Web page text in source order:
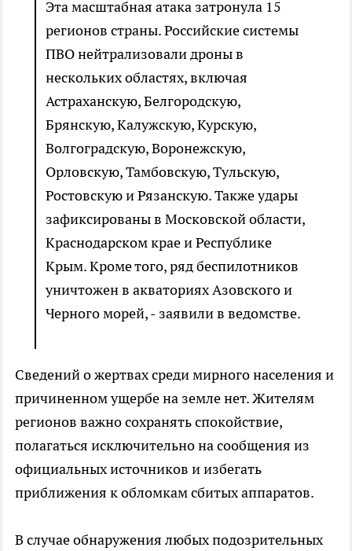
Эта масштабная атака затронула 15
регионов страны. Российские системы
ПВО нейтрализовали дроны в
нескольких областях, включая
Астраханскую, Белгородскую,
Брянскую, Калужскую, Курскую,
Волгоградскую, Воронежскую,
Орловскую, Тамбовскую, Тульскую,
Ростовскую и Рязанскую. Также удары
зафиксированы в Московской области,
Краснодарском крае и Республике
Крым. Кроме того, ряд беспилотников
уничтожен в акваториях Азовского и
Черного морей, - заявили в ведомстве.
Сведений о жертвах среди мирного населения и
причиненном ущербе на земле нет. Жителям
регионов важно сохранять спокойствие,
полагаться исключительно на сообщения из
официальных источников и избегать
приближения к обломкам сбитых аппаратов.
В случае обнаружения любых подозрительных